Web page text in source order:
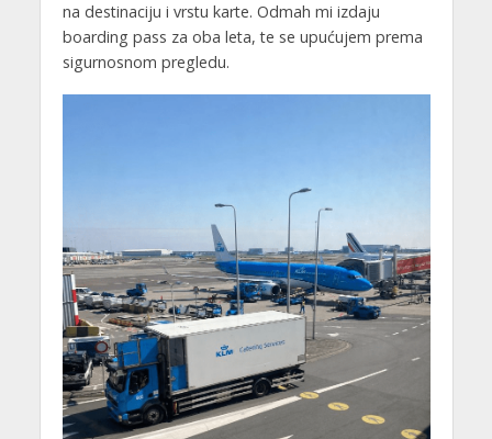
na destinaciju i vrstu karte. Odmah mi izdaju
boarding pass za oba leta, te se upućujem prema
sigurnosnom pregledu.